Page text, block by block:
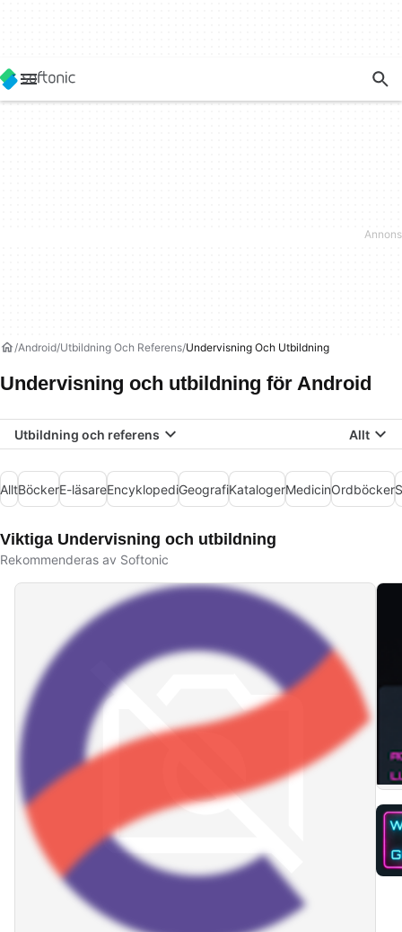
Android Utbildning Och Referens Undervisning Och Utbildning
Undervisning och utbildning för Android
Utbildning och referens Allt
AlltBöckerE-läsareEncyklopediGeografiKatalogerMedicinOrdböcker
Viktiga Undervisning och utbildning
Rekommenderas av Softonic